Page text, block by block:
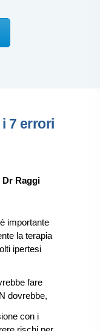
7 errori
Dr Raggi
importante
la terapia
ipertesi
fare
dovrebbe,
con i